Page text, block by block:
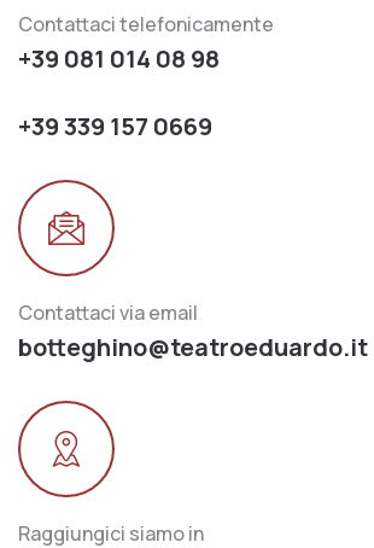
Contattaci telefonicamente
+39 081 014 08 98
+39 339 157 0669
Contattaci via email
botteghino@teatroeduardo.it
Raggiungici siamo in